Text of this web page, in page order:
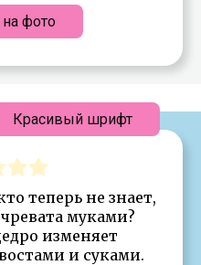
на фото
теперь не знает,
муками?
изменяет
и суками.
Красивый шрифт